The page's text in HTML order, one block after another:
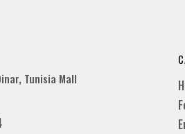
Tunisia Mall